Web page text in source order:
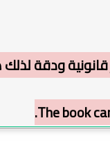
ودقة لذلك